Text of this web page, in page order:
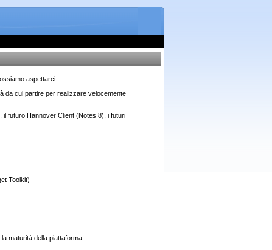
aspettarci.
da cui partire per realizzare velocemente
il futuro Hannover Client (Notes 8), i futuri
Toolkit)
maturità della piattaforma.